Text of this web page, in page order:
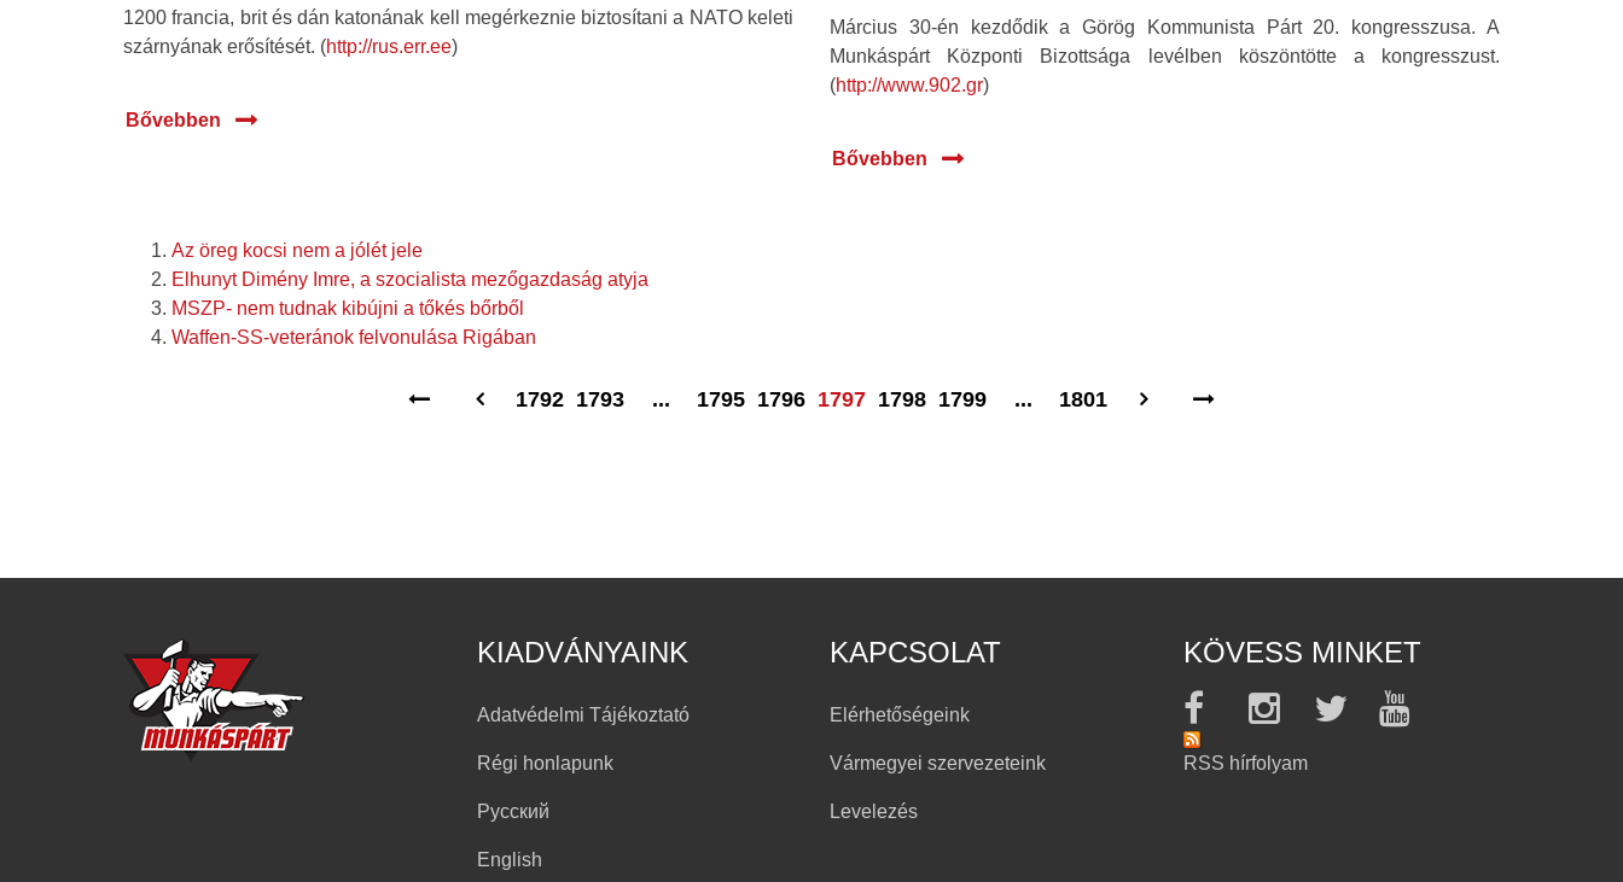
1200 francia, brit és dán katonának kell megérkeznie biztosítani a NATO keleti
szárnyának erősítését. (http://rus.err.ee)
Bővebben
Március 30-én kezdődik a Görög Kommunista Párt 20. kongresszusa. A
Munkáspárt Központi Bizottsága levélben köszöntötte a kongresszust.
(http://www.902.gr)
Bővebben
Az öreg kocsi nem a jólét jele
Elhunyt Dimény Imre, a szocialista mezőgazdaság atyja
MSZP- nem tudnak kibújni a tőkés bőrből
Waffen-SS-veteránok felvonulása Rigában
1792 1793 ... 1795 1796 1797 1798 1799 ... 1801
KIADVÁNYAINK
Adatvédelmi Tájékoztató
Régi honlapunk
Русский
English
KAPCSOLAT
Elérhetőségeink
Vármegyei szervezeteink
Levelezés
KÖVESS MINKET
RSS hírfolyam